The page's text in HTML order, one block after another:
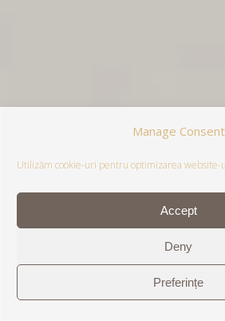
Manage Consent
Utilizăm cookie-uri pentru optimizarea website-
Accept
Deny
Preferințe